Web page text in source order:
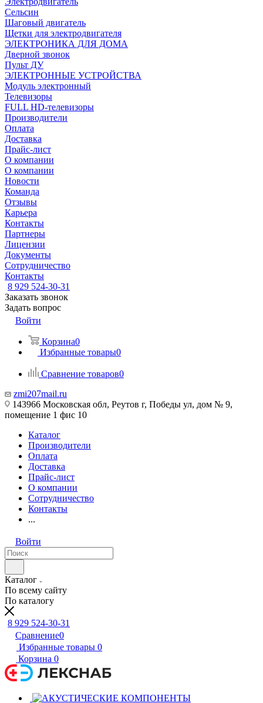
Сельсин
Шаговый двигатель
Щетки для электродвигателя
ЭЛЕКТРОНИКА ДЛЯ ДОМА
Дверной звонок
Пульт ДУ
ЭЛЕКТРОННЫЕ УСТРОЙСТВА
Модуль электронный
Телевизоры
FULL HD-телевизоры
Производители
Оплата
Доставка
Прайс-лист
О компании
О компании
Новости
Команда
Отзывы
Карьера
Контакты
Партнеры
Лицензии
Документы
Сотрудничество
Контакты
8 929 524-30-31
Заказать звонок
Задать вопрос
Войти
Корзина0
Избранные товары0
Сравнение товаров0
zmi207mail.ru
143966 Московская обл, Реутов г, Победы ул, дом № 9,
помещение 1 фис 10
Каталог
Производители
Оплата
Доставка
Прайс-лист
О компании
Сотрудничество
Контакты
...
Войти
Каталог
По всему сайту
По каталогу
8 929 524-30-31
Сравнение0
Избранные товары 0
Корзина 0